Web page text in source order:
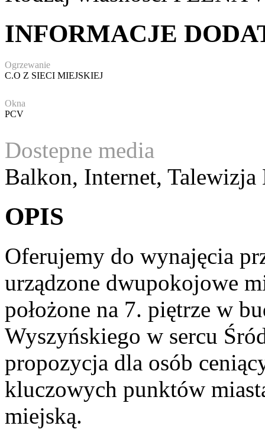
INFORMACJE
Ogrzewanie
C.O Z SIECI MIEJSKIEJ
Okna
PCV
Dostepne media
Balkon, Internet,
OPIS
Oferujemy do wynajęcia
urządzone dwupokojowe
położone na 7. piętrze w
Wyszyńskiego w sercu
propozycja dla osób
kluczowych punktów
miejską.